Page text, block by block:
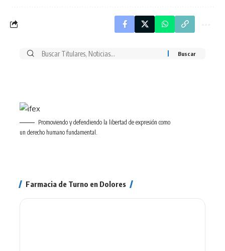
Buscar
Promoviendo y defendiendo la libertad de expresión como
un derecho humano fundamental.
Farmacia de Turno en Dolores